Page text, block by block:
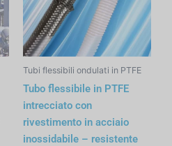
Tubi flessibili ondulati in PTFE
Tubo flessibile in PTFE
intrecciato con
rivestimento in acciaio
inossidabile – resistente